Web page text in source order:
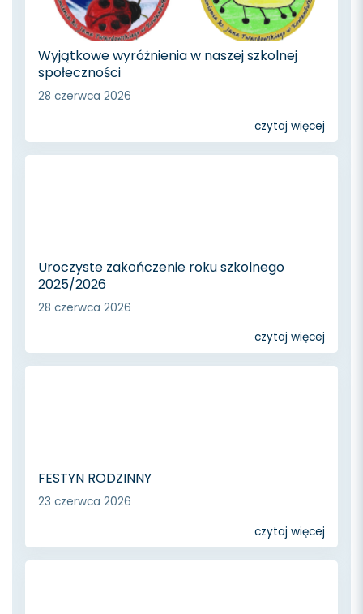
Wyjątkowe wyróżnienia w naszej szkolnej
społeczności
28 czerwca 2026
czytaj więcej
Uroczyste zakończenie roku szkolnego
2025/2026
28 czerwca 2026
czytaj więcej
FESTYN RODZINNY
23 czerwca 2026
czytaj więcej